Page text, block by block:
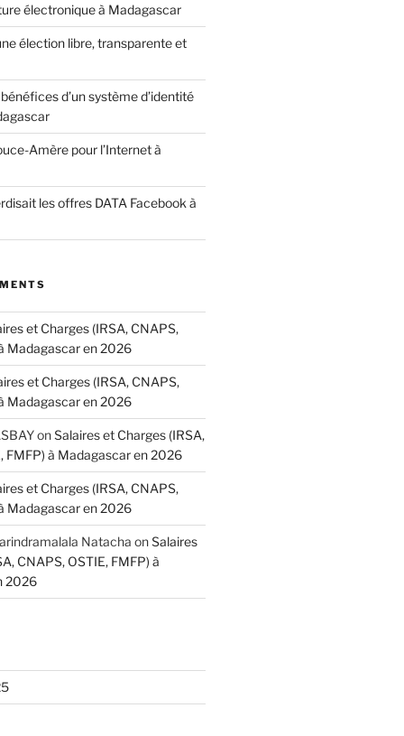
électronique à Madagascar
élection libre, transparente et
d’un système d’identité
Amère pour l’Internet à
les offres DATA Facebook à
et Charges (IRSA, CNAPS,
Madagascar en 2026
et Charges (IRSA, CNAPS,
Madagascar en 2026
onSalaires et Charges (IRSA,
FMFP) à Madagascar en 2026
et Charges (IRSA, CNAPS,
Madagascar en 2026
Natacha onSalaires
CNAPS, OSTIE, FMFP) à
2026